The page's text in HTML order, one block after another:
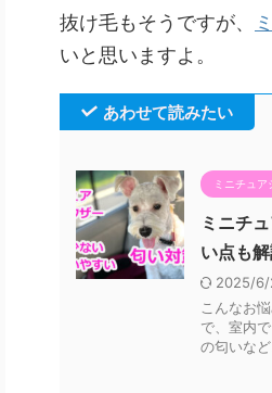
抜け毛もそうですが、
いと思いますよ。
あわせて読みたい
ミニチュア
ミニチ
い点も
2025/
こんなお
で、室内
の匂いな